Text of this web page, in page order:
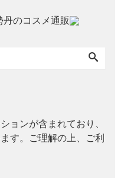
ョンが含まれており、
す。ご理解の上、ご利